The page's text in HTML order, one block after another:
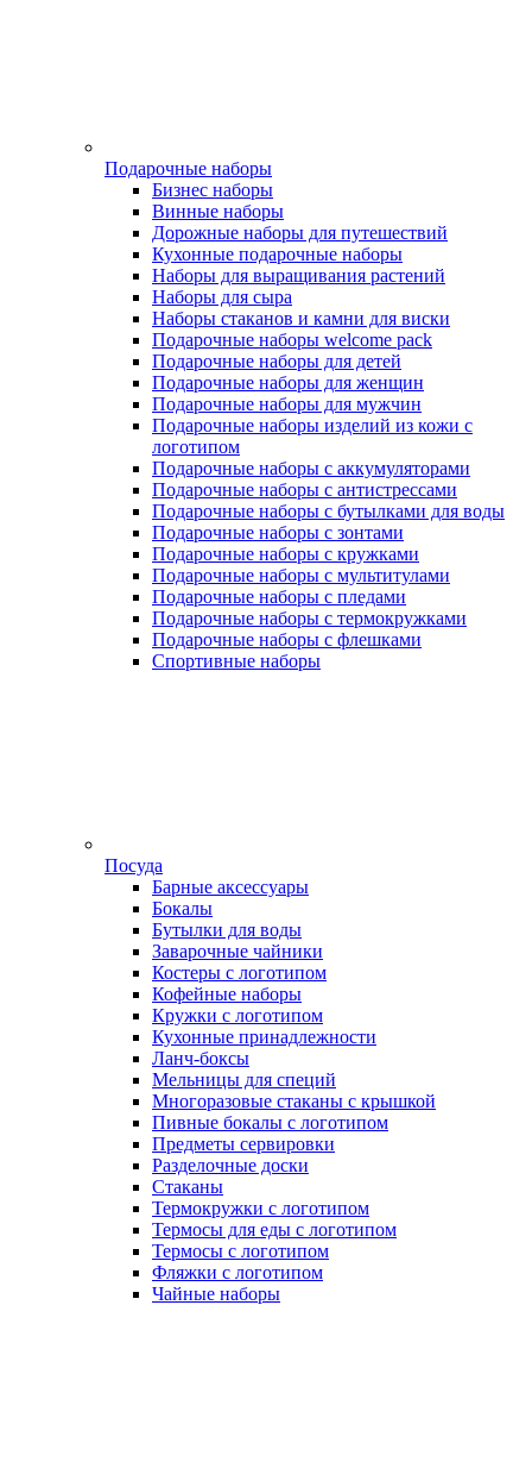
Подарочные наборы
Бизнес наборы
Винные наборы
Дорожные наборы для путешествий
Кухонные подарочные наборы
Наборы для выращивания растений
Наборы для сыра
Наборы стаканов и камни для виски
Подарочные наборы welcome pack
Подарочные наборы для детей
Подарочные наборы для женщин
Подарочные наборы для мужчин
Подарочные наборы изделий из кожи с
логотипом
Подарочные наборы с аккумуляторами
Подарочные наборы с антистрессами
Подарочные наборы с бутылками для воды
Подарочные наборы с зонтами
Подарочные наборы с кружками
Подарочные наборы с мультитулами
Подарочные наборы с пледами
Подарочные наборы с термокружками
Подарочные наборы с флешками
Спортивные наборы
Посуда
Барные аксессуары
Бокалы
Бутылки для воды
Заварочные чайники
Костеры с логотипом
Кофейные наборы
Кружки с логотипом
Кухонные принадлежности
Ланч-боксы
Мельницы для специй
Многоразовые стаканы с крышкой
Пивные бокалы с логотипом
Предметы сервировки
Разделочные доски
Стаканы
Термокружки с логотипом
Термосы для еды с логотипом
Термосы с логотипом
Фляжки с логотипом
Чайные наборы